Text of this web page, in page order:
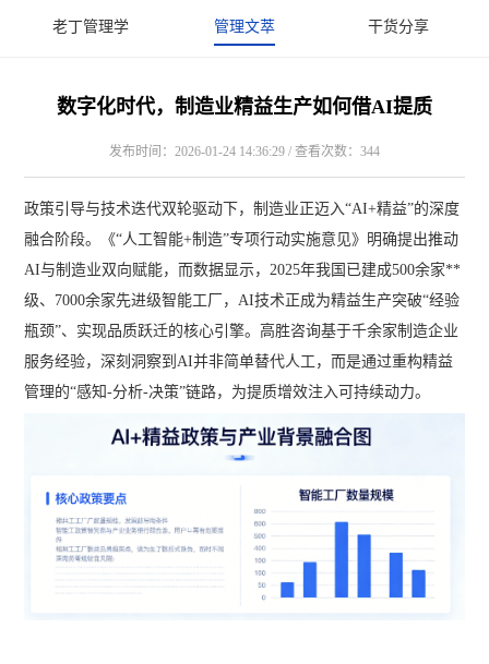
老丁管理学 管理文萃 干货分享
数字化时代，制造业精益生产如何借AI提质
发布时间：2026-01-24 14:36:29 / 查看次数：344
政策引导与技术迭代双轮驱动下，制造业正迈入“AI+精益”的深度
融合阶段。《“人工智能+制造”专项行动实施意见》明确提出推动
AI与制造业双向赋能，而数据显示，2025年我国已建成500余家**
级、7000余家先进级智能工厂，AI技术正成为精益生产突破“经验
瓶颈”、实现品质跃迁的核心引擎。高胜咨询基于千余家制造企业
服务经验，深刻洞察到AI并非简单替代人工，而是通过重构精益
管理的“感知-分析-决策”链路，为提质增效注入可持续动力。